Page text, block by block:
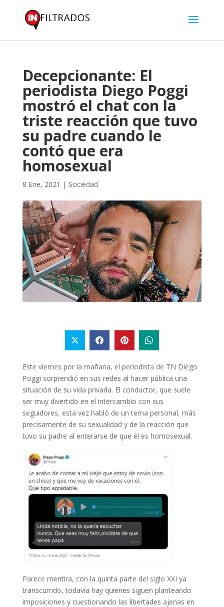
Decepcionante: El
periodista Diego Poggi
mostró el chat con la
triste reacción que tuvo
su padre cuando le
contó que era
homosexual
8 Ene, 2021 | Sociedad
Este viernes por la mañana, el periodista de TN Diego
Poggi sorprendió en sus redes al hacer pública una
situación de su vida privada. El conductor, que suele
ser muy divertido en el intercambio con sus
seguidores, esta vez habló de un tema personal, más
precisamente de su sexualidad y de la reacción que
tuvo su padre al enterarse de que él es homosexual.
Parece mentira, con la quinta parte del siglo XXI ya
transcurrido, todavía hay quienes siguen planteando
imposiciones y cuestionando las libertades ajenas en